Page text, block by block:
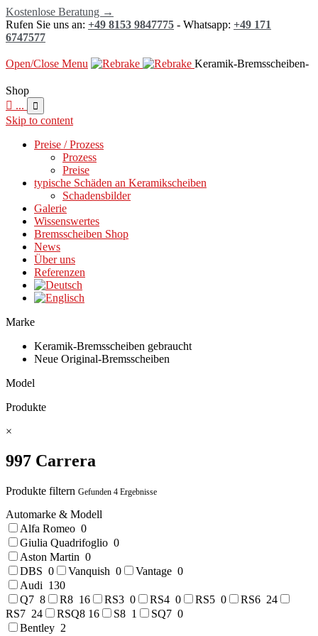
Kostenlose Beratung →
Rufen Sie uns an: +49 8153 9847775 - Whatsapp: +49 171
6747577
Open/Close Menu Keramik-Bremsscheiben-
Shop
 ... 
Skip to content
Preise / Prozess
Prozess
Preise
typische Schäden an Keramikscheiben
Schadensbilder
Galerie
Wissenswertes
Bremsscheiben Shop
News
Über uns
Referenzen
Marke
Keramik-Bremsscheiben gebraucht
Neue Original-Bremsscheiben
Model
Produkte
×
997 Carrera
Produkte filtern Gefunden 4 Ergebnisse
Automarke & Modell
Alfa Romeo 0
Giulia Quadrifoglio 0
Aston Martin 0
DBS 0 Vanquish 0 Vantage 0
Audi 130
Q7 8 R8 16 RS3 0 RS4 0 RS5 0 RS6 24
RS7 24 RSQ8 16 S8 1 SQ7 0
Bentley 2